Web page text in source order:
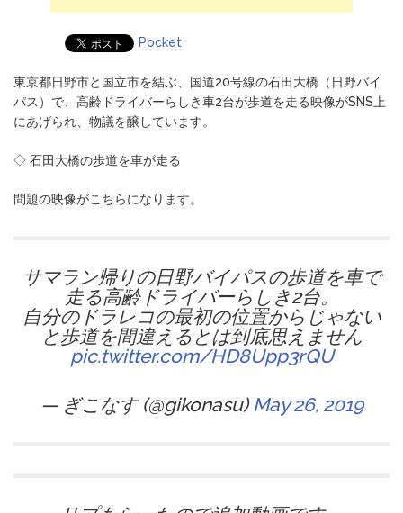
Pocket
東京都日野市と国立市を結ぶ、国道20号線の石田大橋（日野バイ
パス）で、高齢ドライバーらしき車2台が歩道を走る映像がSNS上
にあげられ、物議を醸しています。
◇ 石田大橋の歩道を車が走る
問題の映像がこちらになります。
サマラン帰りの日野バイパスの歩道を車で
走る高齢ドライバーらしき2台。
自分のドラレコの最初の位置からじゃない
と歩道を間違えるとは到底思えません
pic.twitter.com/HD8Upp3rQU
— ぎこなす (@gikonasu) May 26, 2019